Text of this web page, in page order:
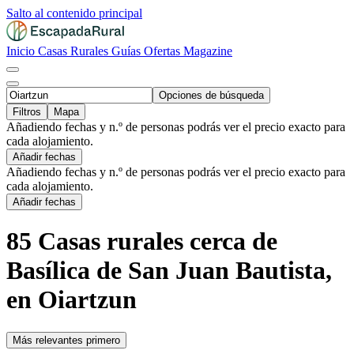
Salto al contenido principal
Inicio Casas Rurales Guías Ofertas Magazine
Opciones de búsqueda
Filtros
Mapa
Añadiendo fechas y n.º de personas podrás ver el precio exacto para
cada alojamiento.
Añadir fechas
Añadiendo fechas y n.º de personas podrás ver el precio exacto para
cada alojamiento.
Añadir fechas
85 Casas rurales cerca de
Basílica de San Juan Bautista,
en Oiartzun
Más relevantes primero